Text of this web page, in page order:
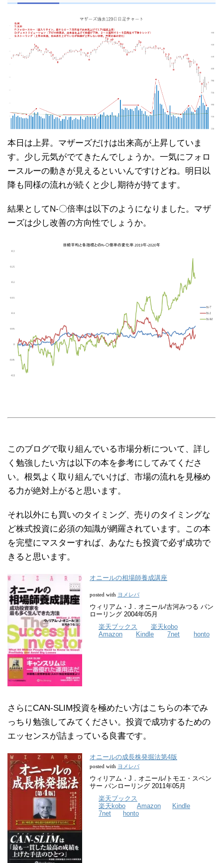
本日は上昇。マザーズだけは出来高が上昇していま
す。少し元気がでてきたんでしょうか。一気にフォロ
ースルーの動きが見えるといいんですけどね。明日以
降も同様の流れが続くと少し期待が持てます。
結果としてN-〇倍率は以下のようになりました。マザ
ーズは少し改善の方向性でしょうか。
このブログで取り組んでいる市場分析について、詳し
く勉強したい方は以下の本を参考にしてみてくださ
い。根気よく取り組んでいけば、市場の流れを見極め
る力が絶対上がると思います。
それ以外にも買いのタイミング、売りのタイミングな
ど株式投資に必須の知識が網羅されています。この本
を完璧にマスターすれば、あなたも投資で必ず成功で
きると思います。
オニールの相場師養成講座
posted with ヨメレバ
ウィリアム・J．オニール/古河みつる パン
ローリング 2004年05月
楽天ブックス
楽天kobo
Amazon
Kindle 7net honto
さらにCAN-SLIM投資を極めたい方はこちらの本でみ
っちり勉強してみてください。投資で成功するための
エッセンスが詰まっている良書です。
オニールの成長株発掘法第4版
posted with ヨメレバ
ウィリアム・J．オニール/トモエ・スペン
サー パンローリング 2011年05月
楽天ブックス
楽天kobo
Amazon
Kindle
7net
honto